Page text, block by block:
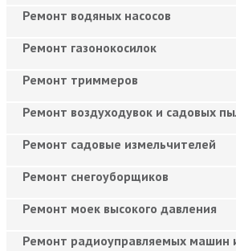
Ремонт водяных насосов
Ремонт газонокосилок
Ремонт триммеров
Ремонт воздуходувок и садовых
Ремонт садовые измельчителей
Ремонт снегоуборщиков
Ремонт моек высокого давления
Ремонт радиоуправляемых машин